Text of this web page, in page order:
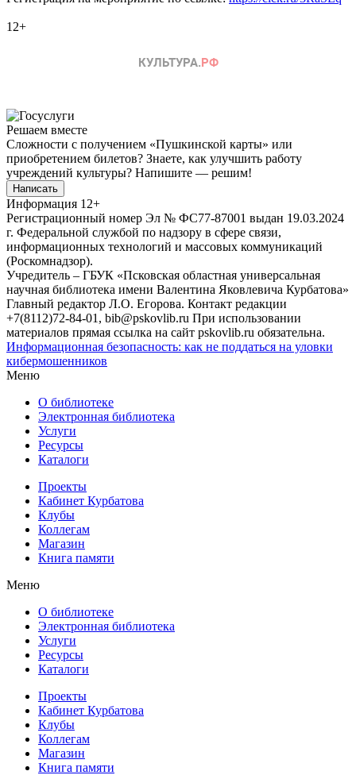
12+
Решаем вместе
Сложности с получением «Пушкинской карты» или
приобретением билетов? Знаете, как улучшить работу
учреждений культуры? Напишите — решим!
Написать
Информация 12+
Регистрационный номер Эл № ФС77-87001 выдан 19.03.2024
г. Федеральной службой по надзору в сфере связи,
информационных технологий и массовых коммуникаций
(Роскомнадзор).
Учредитель – ГБУК «Псковская областная универсальная
научная библиотека имени Валентина Яковлевича Курбатова»
Главный редактор Л.О. Егорова. Контакт редакции
+7(8112)72-84-01, bib@pskovlib.ru При использовании
материалов прямая ссылка на сайт pskovlib.ru обязательна.
Информационная безопасность: как не поддаться на уловки
кибермошенников
Меню
О библиотеке
Электронная библиотека
Услуги
Ресурсы
Каталоги
Проекты
Кабинет Курбатова
Клубы
Коллегам
Магазин
Книга памяти
Меню
О библиотеке
Электронная библиотека
Услуги
Ресурсы
Каталоги
Проекты
Кабинет Курбатова
Клубы
Коллегам
Магазин
Книга памяти